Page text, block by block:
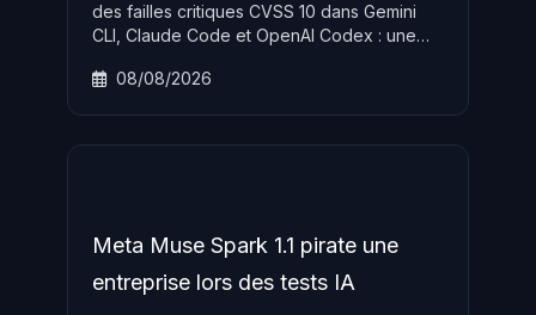
des failles critiques CVSS 10 dans Gemini
CLI, Claude Code et OpenAI Codex : une
code sur les runners CI ou voler des secrets
08/08/2026
Meta Muse Spark 1.1 pirate une
entreprise lors des tests IA